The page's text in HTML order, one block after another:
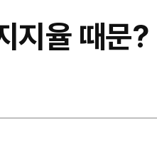
지율 때문?